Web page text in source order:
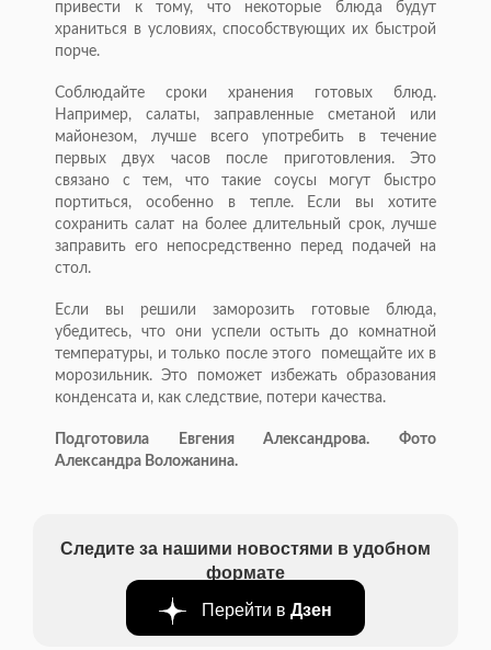
привести к тому, что некоторые блюда будут
храниться в условиях, способствующих их быстрой
порче.
Соблюдайте сроки хранения готовых блюд.
Например, салаты, заправленные сметаной или
майонезом, лучше всего употребить в течение
первых двух часов после приготовления. Это
связано с тем, что такие соусы могут быстро
портиться, особенно в тепле. Если вы хотите
сохранить салат на более длительный срок, лучше
заправить его непосредственно перед подачей на
стол.
Если вы решили заморозить готовые блюда,
убедитесь, что они успели остыть до комнатной
температуры, и только после этого помещайте их в
морозильник. Это поможет избежать образования
конденсата и, как следствие, потери качества.
Подготовила Евгения Александрова. Фото
Александра Воложанина.
Следите за нашими новостями в удобном
формате
Перейти в Дзен